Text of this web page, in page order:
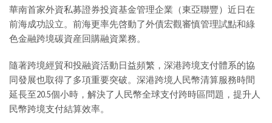
華南首家外資私募證券投資基金管理企業（東亞聯豐）近日在
前海成功設立。前海更率先啓動了外債宏觀審慎管理試點和綠
色金融跨境碳資産回購融資業務。
隨著跨境經貿和投融資活動日益頻繁，深港跨境支付體系的協
同發展也取得了多項重要突破。深港跨境人民幣清算服務時間
延長至20.5個小時，解決了人民幣全球支付跨時區問題，提升人
民幣跨境支付結算效率。